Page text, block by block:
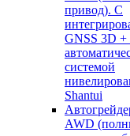
привод). С
GNSS 3D +
системой
Shantui
AWD